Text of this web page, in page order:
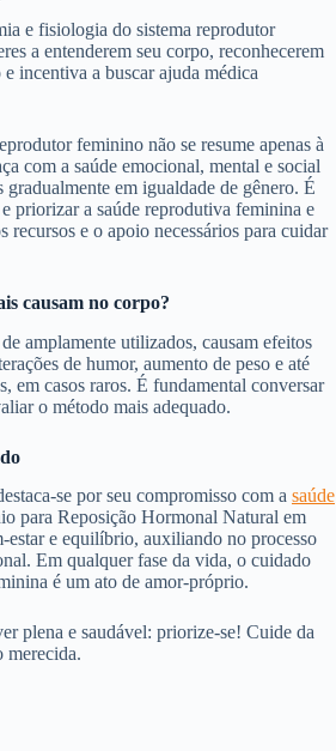
e fisiologia do sistema reprodutor
a entenderem seu corpo, reconhecerem
incentiva a buscar ajuda médica
feminino não se resume apenas à
com a saúde emocional, mental e social
gradualmente em igualdade de gênero. É
priorizar a saúde reprodutiva feminina e
recursos e o apoio necessários para cuidar
causam no corpo?
amplamente utilizados, causam efeitos
de humor, aumento de peso e até
em casos raros. É fundamental conversar
o método mais adequado.
se por seu compromisso com a saúde
para Reposição Hormonal Natural em
estar e equilíbrio, auxiliando no processo
Em qualquer fase da vida, o cuidado
é um ato de amor-próprio.
plena e saudável: priorize-se! Cuide da
merecida.